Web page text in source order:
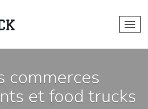
commerces
et food trucks